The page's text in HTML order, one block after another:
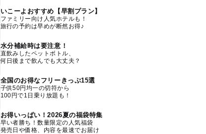
いこーよおすすめ【早割プラン】
ファミリー向け人気ホテルも！
旅行の予約は早めが断然お得♪
水分補給時は要注意！
直飲みしたペットボトル、
何日後まで飲んでも大丈夫？
全国のお得なフリーきっぷ15選
子供50円均一の切符から
100円で1日乗り放題も！
お得いっぱい！2026夏の福袋特集
早い者勝ち！数量限定の人気福袋
発売日や価格、内容を最速でお届け